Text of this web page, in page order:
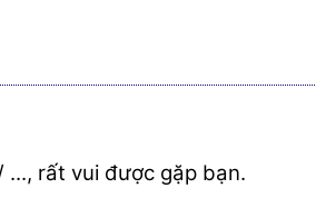
..., rất vui được gặp bạn.